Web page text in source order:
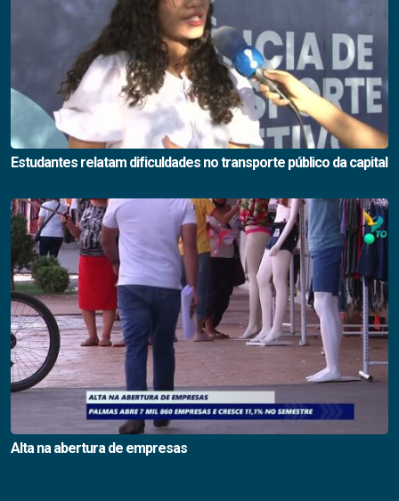
Estudantes relatam dificuldades no transporte público da capital
Alta na abertura de empresas